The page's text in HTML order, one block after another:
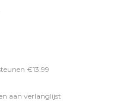
€13.99
aan verlanglijst